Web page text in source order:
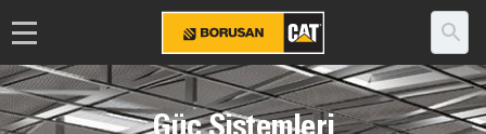
Güç Sistemleri